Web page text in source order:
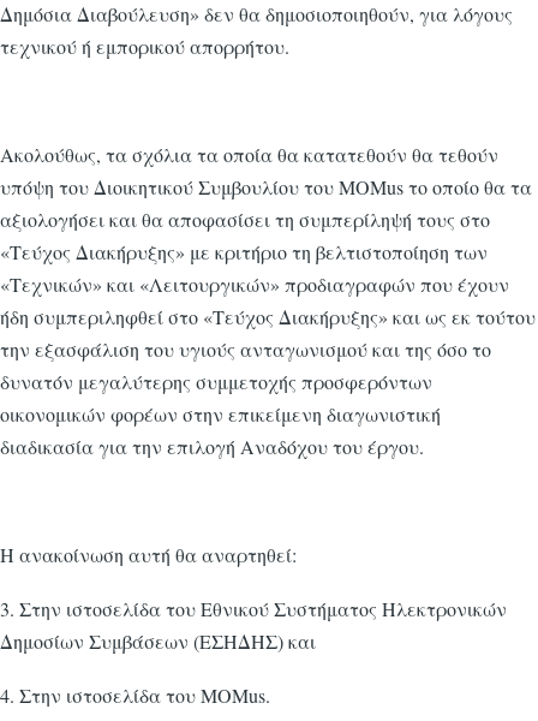
Δημόσια Διαβούλευση» δεν θα δημοσιοποιηθούν, για λόγους
τεχνικού ή εμπορικού απορρήτου.
Ακολούθως, τα σχόλια τα οποία θα κατατεθούν θα τεθούν
υπόψη του Διοικητικού Συμβουλίου του MOMus το οποίο θα τα
αξιολογήσει και θα αποφασίσει τη συμπερίληψή τους στο
«Τεύχος Διακήρυξης» με κριτήριο τη βελτιστοποίηση των
«Τεχνικών» και «Λειτουργικών» προδιαγραφών που έχουν
ήδη συμπεριληφθεί στο «Τεύχος Διακήρυξης» και ως εκ τούτου
την εξασφάλιση του υγιούς ανταγωνισμού και της όσο το
δυνατόν μεγαλύτερης συμμετοχής προσφερόντων
οικονομικών φορέων στην επικείμενη διαγωνιστική
διαδικασία για την επιλογή Αναδόχου του έργου.
Η ανακοίνωση αυτή θα αναρτηθεί:
3. Στην ιστοσελίδα του Εθνικού Συστήματος Ηλεκτρονικών
Δημοσίων Συμβάσεων (ΕΣΗΔΗΣ) και
4. Στην ιστοσελίδα του MOMus.